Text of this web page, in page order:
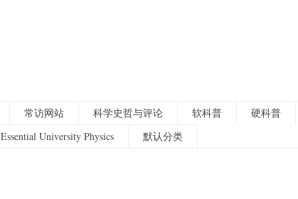
常访网站 科学史哲与评论 软科普 硬科普
Essential University Physics 默认分类